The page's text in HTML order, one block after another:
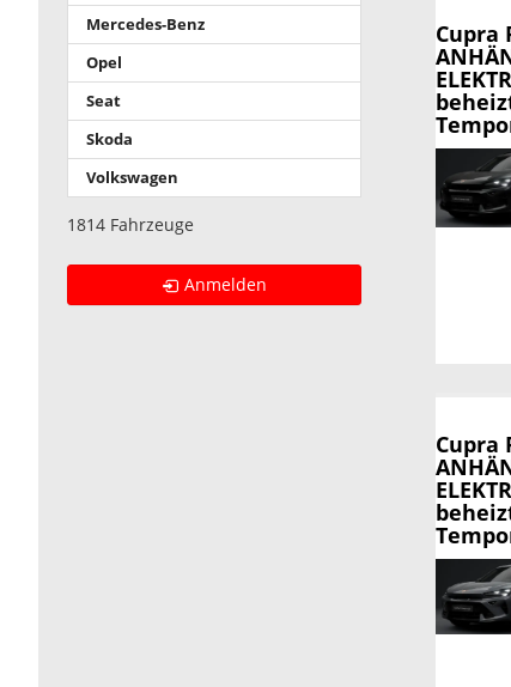
Cupra
Cupra
Mercedes-Benz
Opel
Seat
Skoda
Volkswagen
1814 Fahrzeuge
Anmelden